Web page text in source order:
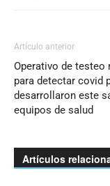
Artículo anterior
Operativo de testeo
para detectar covid
desarrollaron este
equipos de salud
Artículos